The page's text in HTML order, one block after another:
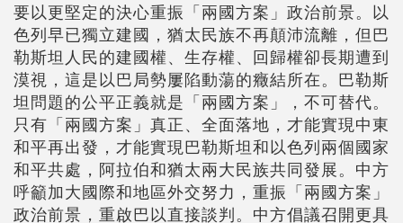
要以更堅定的決心重振「兩國方案」政治前景。以
色列早已獨立建國，猶太民族不再顛沛流離，但巴
勒斯坦人民的建國權、生存權、回歸權卻長期遭到
漠視，這是以巴局勢屢陷動蕩的癥結所在。巴勒斯
坦問題的公平正義就是「兩國方案」，不可替代。
只有「兩國方案」真正、全面落地，才能實現中東
和平再出發，才能實現巴勒斯坦和以色列兩個國家
和平共處，阿拉伯和猶太兩大民族共同發展。中方
呼籲加大國際和地區外交努力，重振「兩國方案」
政治前景，重啟巴以直接談判。中方倡議召開更具